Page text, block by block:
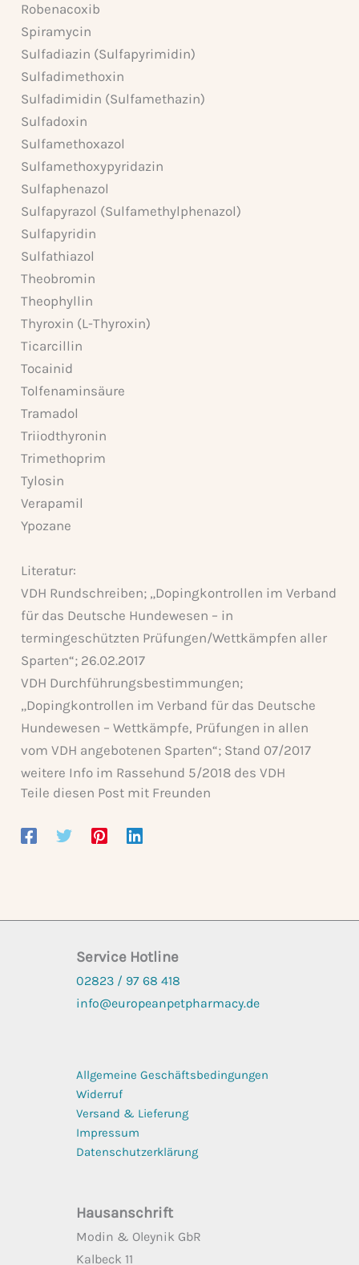
Robenacoxib
Spiramycin
Sulfadiazin (Sulfapyrimidin)
Sulfadimethoxin
Sulfadimidin (Sulfamethazin)
Sulfadoxin
Sulfamethoxazol
Sulfamethoxypyridazin
Sulfaphenazol
Sulfapyrazol (Sulfamethylphenazol)
Sulfapyridin
Sulfathiazol
Theobromin
Theophyllin
Thyroxin (L-Thyroxin)
Ticarcillin
Tocainid
Tolfenaminsäure
Tramadol
Triiodthyronin
Trimethoprim
Tylosin
Verapamil
Ypozane
Literatur:
VDH Rundschreiben; „Dopingkontrollen im Verband
für das Deutsche Hundewesen – in
termingeschützten Prüfungen/Wettkämpfen aller
Sparten“; 26.02.2017
VDH Durchführungsbestimmungen;
„Dopingkontrollen im Verband für das Deutsche
Hundewesen – Wettkämpfe, Prüfungen in allen
vom VDH angebotenen Sparten“; Stand 07/2017
weitere Info im Rassehund 5/2018 des VDH
Teile diesen Post mit Freunden
Service Hotline
02823 / 97 68 418
info@europeanpetpharmacy.de
Allgemeine Geschäftsbedingungen
Widerruf
Versand & Lieferung
Impressum
Datenschutzerklärung
Hausanschrift
Modin & Oleynik GbR
Kalbeck 11